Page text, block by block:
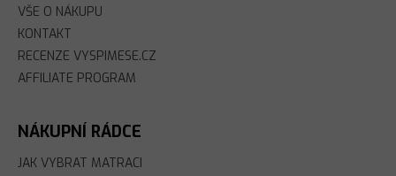
VŠE O NÁKUPU
KONTAKT
RECENZE VYSPIMESE.CZ
AFFILIATE PROGRAM
NÁKUPNÍ RÁDCE
JAK VYBRAT MATRACI